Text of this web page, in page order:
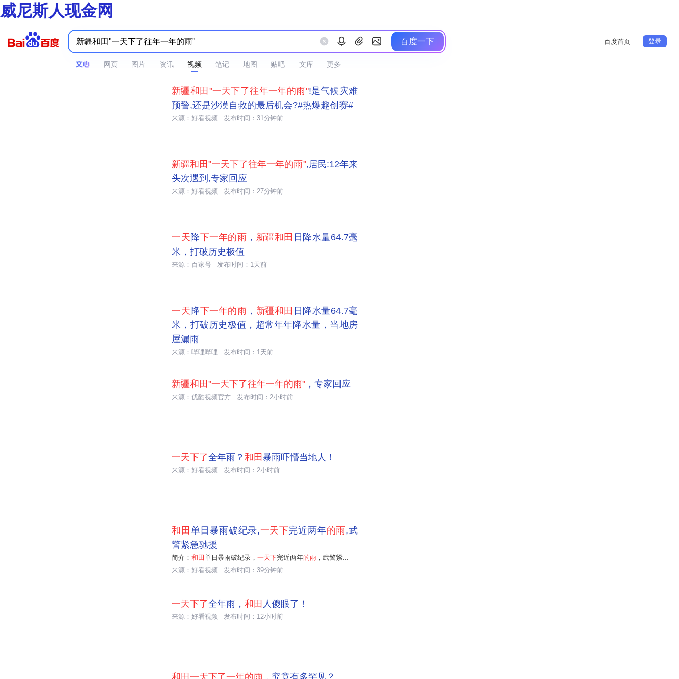
威尼斯人现金网
百度一下 百度首页 登录
网页 图片 资讯 视频 笔记 地图 贴吧 文库 更多
新疆和田"一天下了往年一年的雨"!是气候灾难
预警,还是沙漠自救的最后机会?#热爆趣创赛#
来源：好看视频 发布时间：31分钟前
新疆和田"一天下了往年一年的雨",居民:12年来
头次遇到,专家回应
来源：好看视频 发布时间：27分钟前
一天 降下一年的雨 ， 新疆和田 日降水量64.7毫
米，打破历史极值
来源：百家号 发布时间：1天前
一天 降下一年的雨 ， 新疆和田 日降水量64.7毫
米，打破历史极值，超常年年降水量，当地房
屋漏雨
来源：哔哩哔哩
发布时间：1天前
新疆和田"一天下了往年一年的雨" ，专家回应
来源：优酷视频官方 发布时间：2小时前
一天下了全年雨？ 和田 暴雨吓懵当地人！
来源：好看视频 发布时间：2小时前
和田 单日暴雨破纪录,一天下完近两年的雨,武
警紧急驰援
简介： 和田 单日暴雨破纪录， 一天下完近两年的雨 ，武警紧...
来源：好看视频
发布时间：39分钟前
一天下了全年雨， 和田 人傻眼了！
来源：好看视频 发布时间：12小时前
和田一天下了一年的雨 ，究竟有多罕见？